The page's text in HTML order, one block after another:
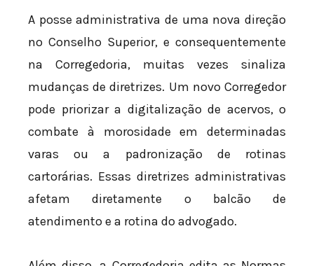
A posse administrativa de uma nova direção
no Conselho Superior, e consequentemente
na Corregedoria, muitas vezes sinaliza
mudanças de diretrizes. Um novo Corregedor
pode priorizar a digitalização de acervos, o
combate à morosidade em determinadas
varas ou a padronização de rotinas
cartorárias. Essas diretrizes administrativas
afetam diretamente o balcão de
atendimento e a rotina do advogado.